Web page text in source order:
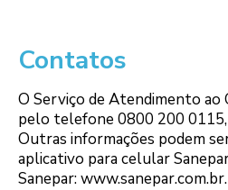
Contatos
O Serviço de Atendimento ao
pelo telefone 0800 200
Outras informações podem
aplicativo para celular
Sanepar: www.sanepar.com.br.